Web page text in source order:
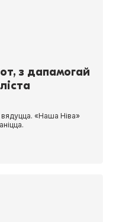
з дапамогай
вядуцца. «Наша Ніва»